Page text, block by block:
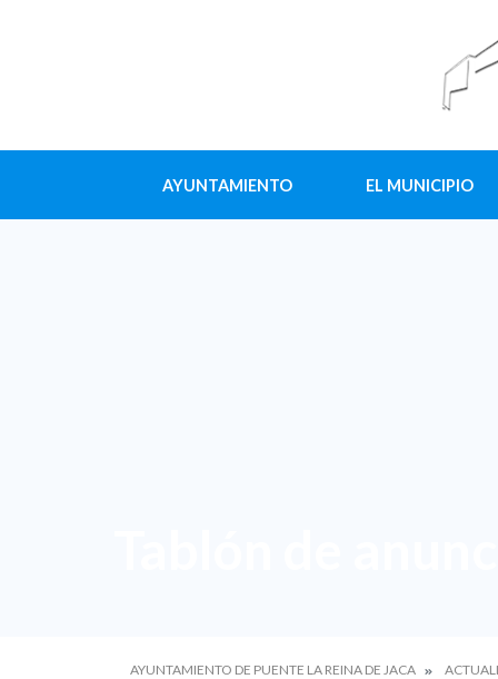
AYUNTAMIENTO EL MUNICIPIO
AYUNTAMIENTO DE PUENTE LA REINA DE JACA